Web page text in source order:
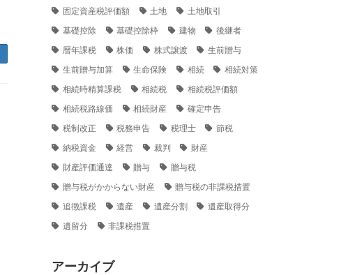
固定資産税評価額
土地
土地取引
基礎控除
基礎控除枠 建物
後継者
暦年課税
株価 株式譲渡
生前贈与
生前贈与加算
生命保険 相続
相続対策
相続時精算課税
相続税
相続税評価額
相続税路線価
相続財産
確定申告
税制改正
税務申告 税理士
節税
納税資金
経営 裁判
財産
財産評価通達
贈与
贈与税
贈与税がかからない財産
贈与税の非課税措置
追徴課税
遺産 遺産分割
遺産取得分
遺留分
非課税措置
アーカイブ